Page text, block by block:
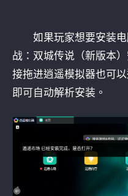
如果玩家想要安装
战：双城传说（新版本
接拖进逍遥模拟器也可
即可自动解析安装。